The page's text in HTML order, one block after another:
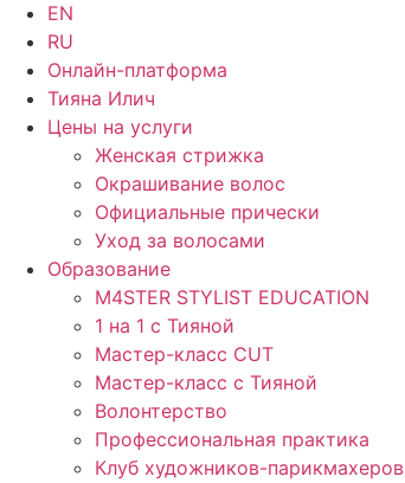
EN
RU
Онлайн-платформа
Тияна Илич
Цены на услуги
Женская стрижка
Окрашивание волос
Официальные прически
Уход за волосами
Образование
M4STER STYLIST EDUCATION
1 на 1 с Тияной
Мастер-класс CUT
Мастер-класс с Тияной
Волонтерство
Профессиональная практика
Клуб художников-парикмахеров